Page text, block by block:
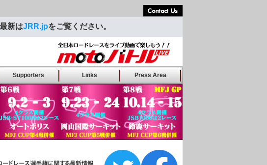
新はJRR.jpをご覧ください。
motoバトルLIVE
Supporters Links Press Area